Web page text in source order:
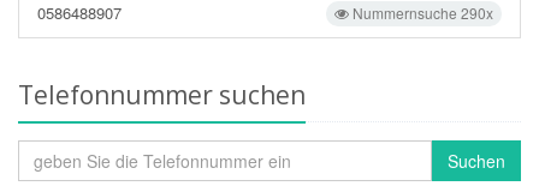
Nummernsuche 290x
0586488907
Telefonnummer suchen
Suchen